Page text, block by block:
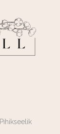
Pihikseelik